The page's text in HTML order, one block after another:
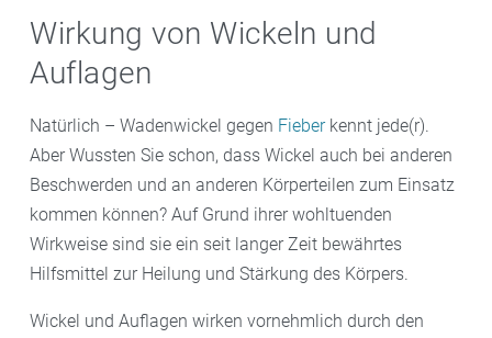
Wirkung von Wickeln und
Auflagen
Natürlich – Wadenwickel gegen Fieberkennt jede(r).
Aber Wussten Sie schon, dass Wickel auch bei anderen
Beschwerden und an anderen Körperteilen zum Einsatz
kommen können? Auf Grund ihrer wohltuenden
Wirkweise sind sie ein seit langer Zeit bewährtes
Hilfsmittel zur Heilung und Stärkung des Körpers.
Wickel und Auflagen wirken vornehmlich durch den